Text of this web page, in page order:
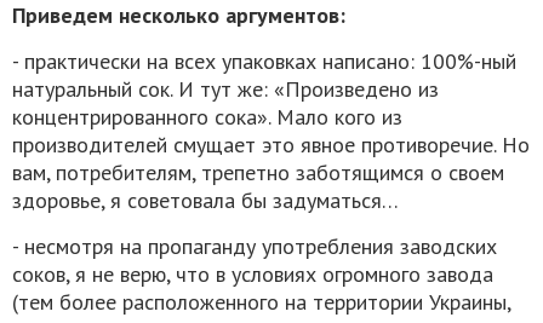
Приведем несколько аргументов:
- практически на всех упаковках написано: 100%-ный
натуральный сок. И тут же: «Произведено из
концентрированного сока». Мало кого из
производителей смущает это явное противоречие. Но
вам, потребителям, трепетно заботящимся о своем
здоровье, я советовала бы задуматься…
- несмотря на пропаганду употребления заводских
соков, я не верю, что в условиях огромного завода
(тем более расположенного на территории Украины,